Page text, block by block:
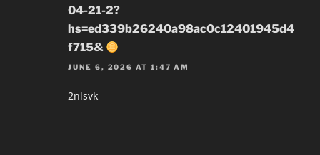
04-21-2?
hs=ed339b26240a98ac0c12401945d4
f715&
JUNE 6, 2026 AT 1:47 AM
2nlsvk